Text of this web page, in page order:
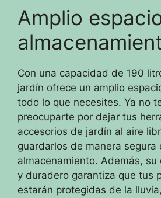
Amplio
Con una capacidad de 190
jardín ofrece un amplio
todo lo que necesites. Ya no
preocuparte por dejar tus
accesorios de jardín al aire
guardarlos de manera segura
almacenamiento. Además,
y duradero garantiza que tus
estarán protegidas de la